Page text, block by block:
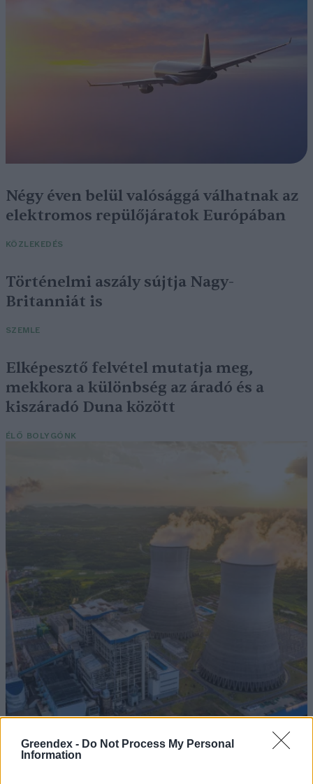
Greendex - Do Not Process My Personal
Information
Négy éven belül valósággá válhatnak az
elektromos repülőjáratok Európában
KÖZLEKEDÉS
Történelmi aszály sújtja Nagy-
Britanniát is
SZEMLE
Elképesztő felvétel mutatja meg,
mekkora a különbség az áradó és a
kiszáradó Duna között
ÉLŐ BOLYGÓNK